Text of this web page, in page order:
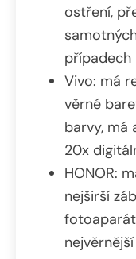
ostření,
případech
Vivo: má
věrné
barvy, má
20x
HONOR:
nejširší